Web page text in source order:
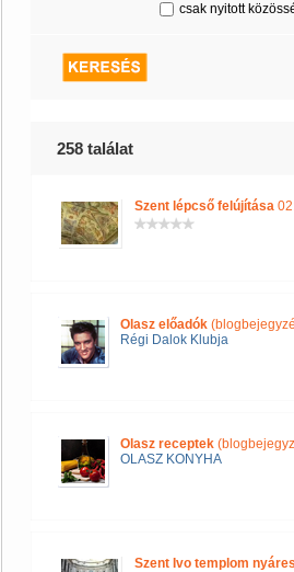
csak nyitott
258 találat
Szent lépcső felújítása
Olasz előadók
Régi Dalok Klubja
Olasz receptek
OLASZ KONYHA
Szent Ivo templom